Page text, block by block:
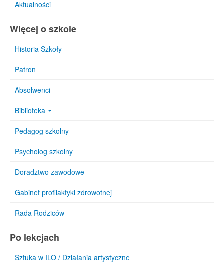
Aktualności
Więcej o szkole
Historia Szkoły
Patron
Absolwenci
Biblioteka
Pedagog szkolny
Psycholog szkolny
Doradztwo zawodowe
Gabinet profilaktyki zdrowotnej
Rada Rodziców
Po lekcjach
Sztuka w ILO / Działania artystyczne